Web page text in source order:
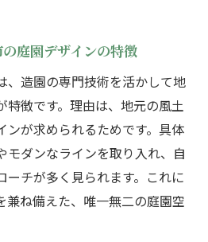
を感じる庭づくり
現する調和の庭
チュラルな庭のヒント
植栽アイデア集
適な庭の作り方アイデア
み出す心地よい空間
する植栽の工夫ポイント
快適な庭のグリーン演出
庭園デザインの特徴
、造園の専門技術を活かして地
特徴です。理由は、地元の風土
ンが求められるためです。具体
モダンなラインを取り入れ、自
ーチが多く見られます。これに
兼ね備えた、唯一無二の庭園空